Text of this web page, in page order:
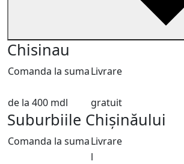
Chisinau
Comanda la sumaLivrare
de la 400 mdl gratuit
Suburbiile Chișinăului
Comanda la sumaLivrare
l